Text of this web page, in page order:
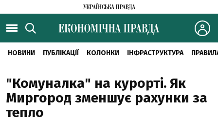
НОВИНИ ПУБЛІКАЦІЇ КОЛОНКИ ІНФРАСТРУКТУРА
"Комуналка" на курорті. Як
Миргород зменшує рахунки за
тепло